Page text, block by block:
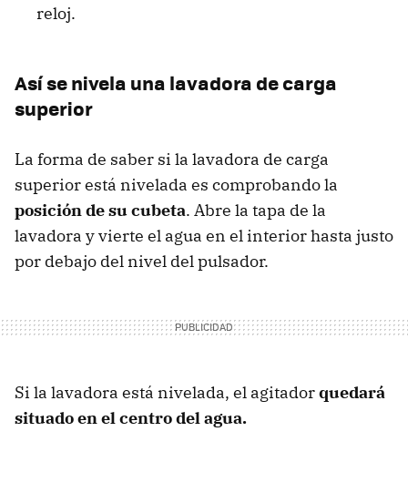
reloj.
Así se nivela una lavadora de carga
superior
La forma de saber si la lavadora de carga
superior está nivelada es comprobando la
posición de su cubeta. Abre la tapa de la
lavadora y vierte el agua en el interior hasta justo
por debajo del nivel del pulsador.
Si la lavadora está nivelada, el agitadorquedará
situado en el centro del agua.